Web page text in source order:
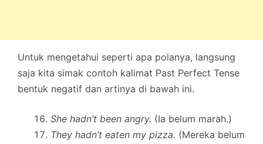
Untuk mengetahui seperti apa polanya, langsung
saja kita simak contoh kalimat Past Perfect Tense
bentuk negatif dan artinya di bawah ini.
She hadn’t been angry. (Ia belum marah.)
They hadn’t eaten my pizza. (Mereka belum